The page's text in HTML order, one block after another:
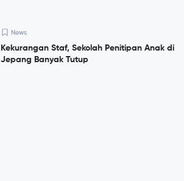
News
Kekurangan Staf, Sekolah Penitipan Anak di
Jepang Banyak Tutup